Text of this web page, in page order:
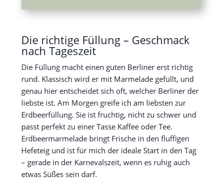
Die richtige Füllung – Geschmack
nach Tageszeit
Die Füllung macht einen guten Berliner erst richtig
rund. Klassisch wird er mit Marmelade gefüllt, und
genau hier entscheidet sich oft, welcher Berliner der
liebste ist. Am Morgen greife ich am liebsten zur
Erdbeerfüllung. Sie ist fruchtig, nicht zu schwer und
passt perfekt zu einer Tasse Kaffee oder Tee.
Erdbeermarmelade bringt Frische in den fluffigen
Hefeteig und ist für mich der ideale Start in den Tag
– gerade in der Karnevalszeit, wenn es ruhig auch
etwas Süßes sein darf.